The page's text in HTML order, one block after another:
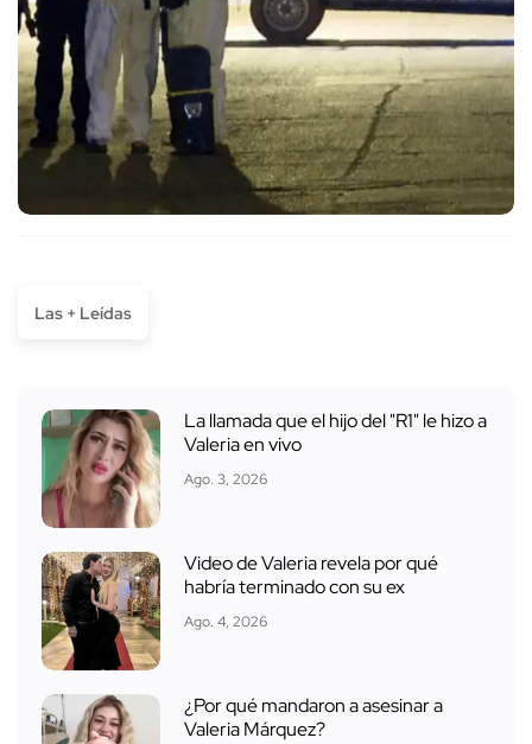
Las + Leídas
La llamada que el hijo del "R1" le hizo a
Valeria en vivo
Ago. 3, 2026
Video de Valeria revela por qué
habría terminado con su ex
Ago. 4, 2026
¿Por qué mandaron a asesinar a
Valeria Márquez?